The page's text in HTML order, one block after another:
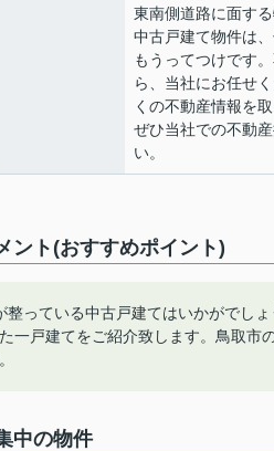
東南側道路に面す
中古戸建て物件は
もうってつけです
ら、当社にお任せ
くの不動産情報を
ぜひ当社での不動
い。
ント(おすすめポイント)
っている中古戸建てはいかがでし
一戸建てをご紹介致します。鳥取市
中の物件